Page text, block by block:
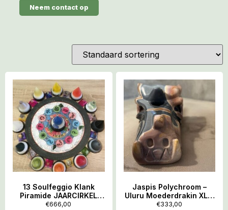
Neem contact op
13 Soulfeggio Klank
Piramide JAARCIRKEL
ORGAAN-MERIDIAAN:
€666,00
Jaspis Polychroom –
Uluru Moederdrakin XL 7
(14×9.5×7.5 cm – 1247
€333,00